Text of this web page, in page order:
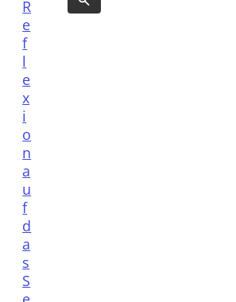
R
e
f
l
e
x
i
o
n
a
u
f
d
a
s
S